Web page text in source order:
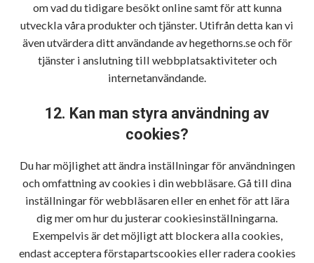
om vad du tidigare besökt online samt för att kunna
utveckla våra produkter och tjänster. Utifrån detta kan vi
även utvärdera ditt användande av hegethorns.se och för
tjänster i anslutning till webbplatsaktiviteter och
internetanvändande.
12. Kan man styra användning av
cookies?
Du har möjlighet att ändra inställningar för användningen
och omfattning av cookies i din webbläsare. Gå till dina
inställningar för webbläsaren eller en enhet för att lära
dig mer om hur du justerar cookiesinställningarna.
Exempelvis är det möjligt att blockera alla cookies,
endast acceptera förstapartscookies eller radera cookies